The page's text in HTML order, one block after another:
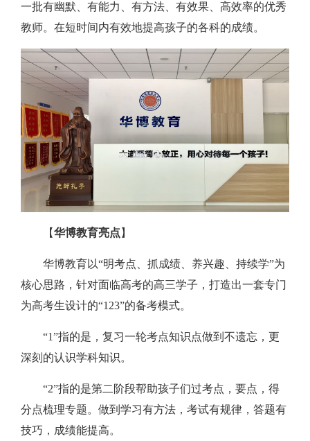
一批有幽默、有能力、有方法、有效果、高效率的优秀
教师。在短时间内有效地提高孩子的各科的成绩。
【华博教育亮点 】
华博教育以“明考点、抓成绩、养兴趣、持续学”为
核心思路，针对面临高考的高三学子，打造出一套专门
为高考生设计的“123”的备考模式。
“1”指的是，复习一轮考点知识点做到不遗忘，更
深刻的认识学科知识。
“2”指的是第二阶段帮助孩子们过考点，要点，得
分点梳理专题。做到学习有方法，考试有规律，答题有
技巧，成绩能提高。